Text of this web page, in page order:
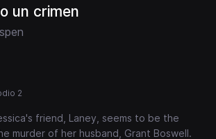
un crimen
2
friend, Laney, seems to be the
murder of her husband, Grant Boswell.